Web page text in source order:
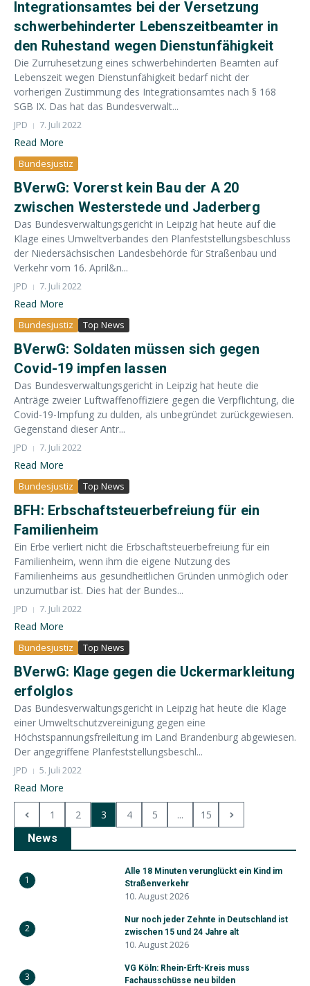
Integrationsamtes bei der Versetzung
schwerbehinderter Lebenszeitbeamter in
den Ruhestand wegen Dienstunfähigkeit
Die Zurruhesetzung eines schwerbehinderten Beamten auf
Lebenszeit wegen Dienstunfähigkeit bedarf nicht der
vorherigen Zustimmung des Integrationsamtes nach § 168
SGB IX. Das hat das Bundesverwalt...
JPD 7. Juli 2022
Read More
Bundesjustiz
BVerwG: Vorerst kein Bau der A 20
zwischen Westerstede und Jaderberg
Das Bundesverwaltungsgericht in Leipzig hat heute auf die
Klage eines Umweltverbandes den Planfeststellungsbeschluss
der Niedersächsischen Landesbehörde für Straßenbau und
Verkehr vom 16. April&n...
JPD 7. Juli 2022
Read More
Bundesjustiz Top News
BVerwG: Soldaten müssen sich gegen
Covid-19 impfen lassen
Das Bundesverwaltungsgericht in Leipzig hat heute die
Anträge zweier Luftwaffenoffiziere gegen die Verpflichtung, die
Covid-19-Impfung zu dulden, als unbegründet zurückgewiesen.
Gegenstand dieser Antr...
JPD 7. Juli 2022
Read More
Bundesjustiz Top News
BFH: Erbschaftsteuerbefreiung für ein
Familienheim
Ein Erbe verliert nicht die Erbschaftsteuerbefreiung für ein
Familienheim, wenn ihm die eigene Nutzung des
Familienheims aus gesundheitlichen Gründen unmöglich oder
unzumutbar ist. Dies hat der Bundes...
JPD 7. Juli 2022
Read More
Bundesjustiz Top News
BVerwG: Klage gegen die Uckermarkleitung
erfolglos
Das Bundesverwaltungsgericht in Leipzig hat heute die Klage
einer Umweltschutzvereinigung gegen eine
Höchstspannungsfreileitung im Land Brandenburg abgewiesen.
Der angegriffene Planfeststellungsbeschl...
JPD 5. Juli 2022
Read More
1 2 3 4 5 ...
15
News
1
Alle 18 Minuten verunglückt ein Kind im
Straßenverkehr
10. August 2026
2
Nur noch jeder Zehnte in Deutschland ist
zwischen 15 und 24 Jahre alt
10. August 2026
3
VG Köln: Rhein-Erft-Kreis muss
Fachausschüsse neu bilden